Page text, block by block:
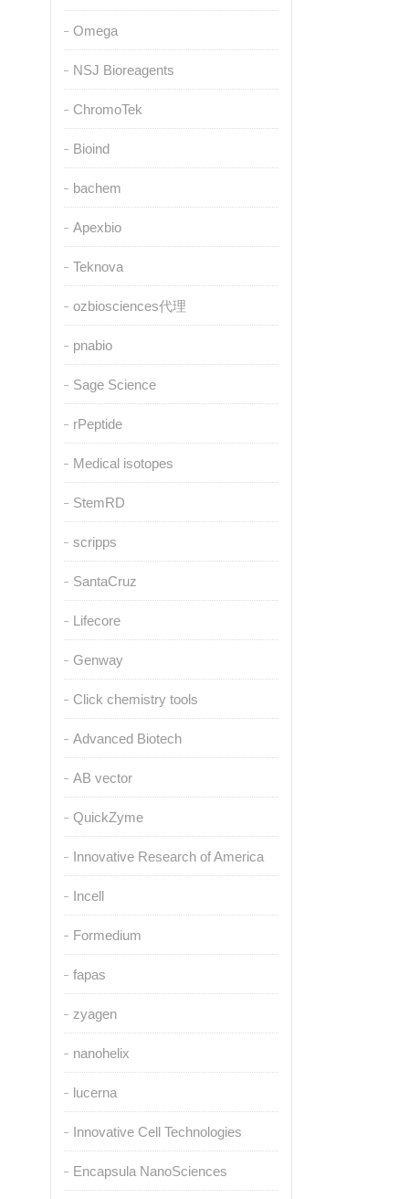
Omega
NSJ Bioreagents
ChromoTek
Bioind
bachem
Apexbio
Teknova
ozbiosciences代理
pnabio
Sage Science
rPeptide
Medical isotopes
StemRD
scripps
SantaCruz
Lifecore
Genway
Click chemistry tools
Advanced Biotech
AB vector
QuickZyme
Innovative Research of America
Incell
Formedium
fapas
zyagen
nanohelix
lucerna
Innovative Cell Technologies
Encapsula NanoSciences